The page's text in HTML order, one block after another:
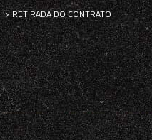
RETIRADA DO CONTRATO